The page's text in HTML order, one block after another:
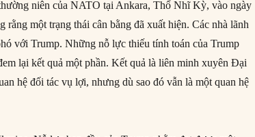
niên của NATO tại Ankara, Thổ Nhĩ Kỳ, vào ngày
rằng một trạng thái cân bằng đã xuất hiện. Các nhà lãnh
với Trump. Những nỗ lực thiếu tính toán của Trump
lại kết quả một phần. Kết quả là liên minh xuyên Đại
hệ đối tác vụ lợi, nhưng dù sao đó vẫn là một quan hệ